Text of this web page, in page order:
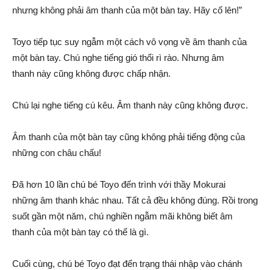
nhưng không phải âm thanh của một bàn tay. Hãy cố lên!”
Toyo tiếp tục suy ngẫm một cách vô vọng về âm thanh của
một bàn tay. Chú nghe tiếng gió thổi rì rào. Nhưng âm
thanh này cũng không được chấp nhận.
Chú lại nghe tiếng cú kêu. Âm thanh này cũng không được.
Âm thanh của một bàn tay cũng không phải tiếng động của
những con châu chấu!
Đã hơn 10 lần chú bé Toyo đến trình với thầy Mokurai
những âm thanh khác nhau. Tất cả đều không đúng. Rồi trong
suốt gần một năm, chú nghiền ngẫm mãi không biết âm
thanh của một bàn tay có thể là gì.
Cuối cùng, chú bé Toyo đạt đến trạng thái nhập vào chánh